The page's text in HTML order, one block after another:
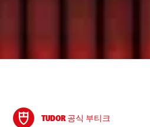
TUDOR 공식 부티크